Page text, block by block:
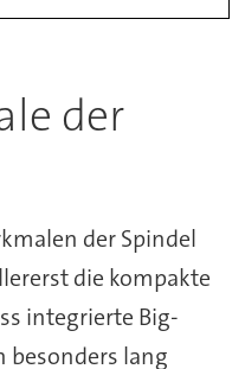
der
der Spindel
die kompakte
integrierte Big-
besonders lang